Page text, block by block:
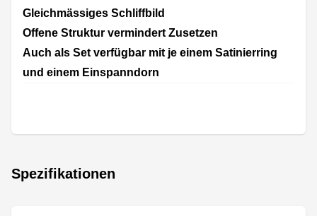
Gleichmässiges Schliffbild
Offene Struktur vermindert Zusetzen
Auch als Set verfügbar mit je einem Satinierring
und einem Einspanndorn
Spezifikationen